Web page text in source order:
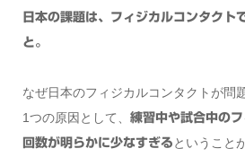
日本の課題は、フィジカルコンタクト
と。
なぜ日本のフィジカルコンタクトが問
1つの原因として、 練習中や試合中の
回数が明らかに少なすぎる ということ